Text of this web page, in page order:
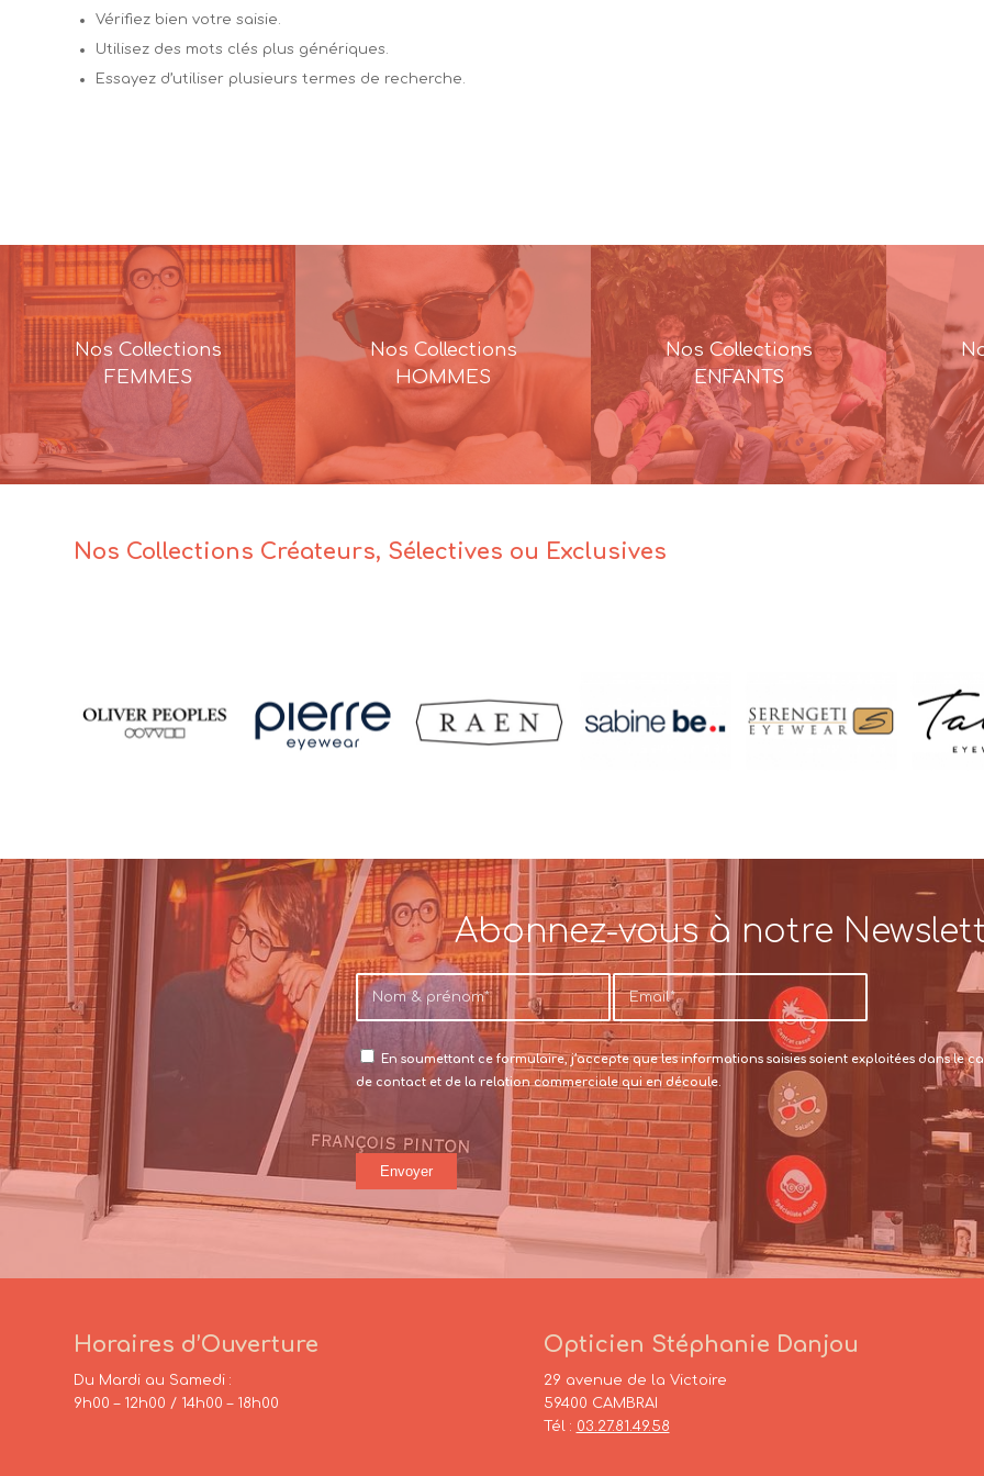
Vérifiez bien votre saisie.
Utilisez des mots clés plus génériques.
Essayez d’utiliser plusieurs termes de recherche.
Nos Collections
FEMMES
Nos Collections
HOMMES
Nos Collections
ENFANTS
Nos Collections Créateurs, Sélectives ou Exclusives
Abonnez-vous à notre
En soumettant ce formulaire, j’accepte que les informations saisies soient exploitées dans le
de contact et de la relation commerciale qui en découle.
Horaires d’Ouverture
Du Mardi au Samedi :
9h00 – 12h00 / 14h00 – 18h00
Opticien Stéphanie Danjou
29 avenue de la Victoire
59400 CAMBRAI
Tél : 03.27.81.49.58